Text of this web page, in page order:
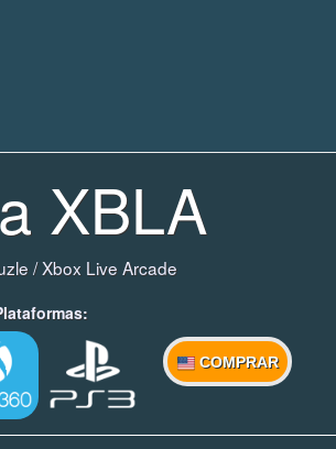
XBLA
/Xbox Live Arcade
COMPRAR